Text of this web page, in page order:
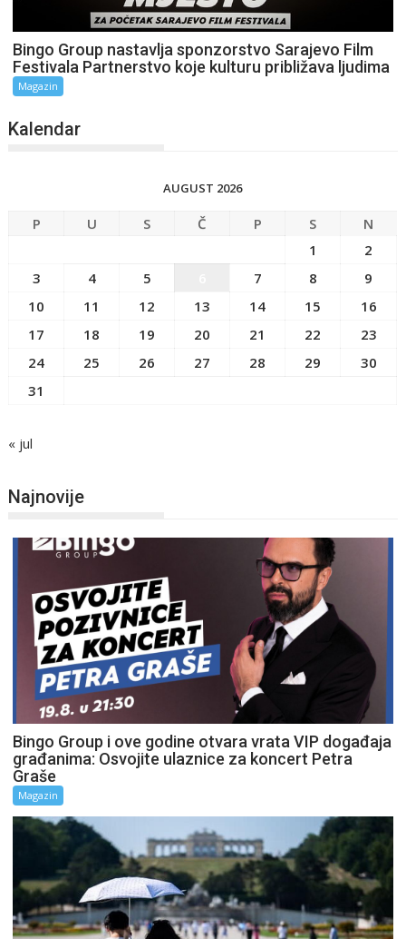
Bingo Group nastavlja sponzorstvo Sarajevo Film
Festivala Partnerstvo koje kulturu približava ljudima
Magazin
Kalendar
AUGUST 2026
P U S Č P S
N
1
2
3
4 5 7 8
9
10
11 12 13 14 15
16
17
18 19 20 21 22
23
24
25 26 27 28 29
30
31
« jul
Najnovije
Bingo Group i ove godine otvara vrata VIP događaja
građanima: Osvojite ulaznice za koncert Petra
Graše
Magazin